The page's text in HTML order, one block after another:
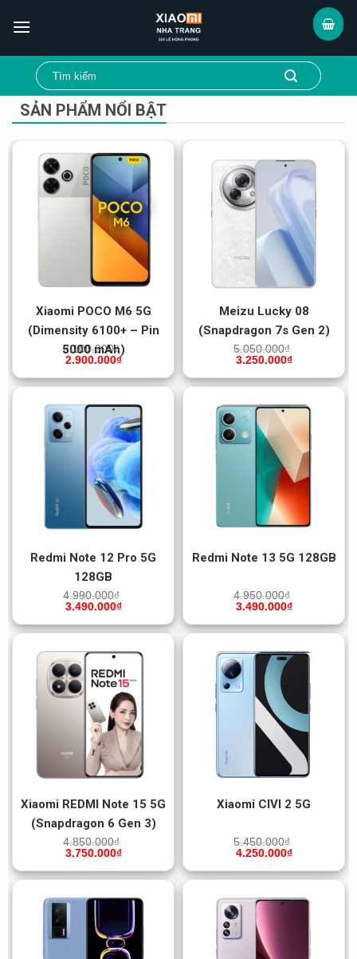
SẢN PHẨM NỔI BẬT
Xiaomi POCO M6 5G
(Dimensity 6100+ – Pin
5000 mAh)
3.100.000₫
2.900.000₫
Meizu Lucky 08
(Snapdragon 7s Gen 2)
5.050.000₫
3.250.000₫
Redmi Note 12 Pro 5G
128GB
4.990.000₫
3.490.000₫
Redmi Note 13 5G 128GB
4.950.000₫
3.490.000₫
Xiaomi REDMI Note 15 5G
(Snapdragon 6 Gen 3)
4.850.000₫
3.750.000₫
Xiaomi CIVI 2 5G
5.450.000₫
4.250.000₫